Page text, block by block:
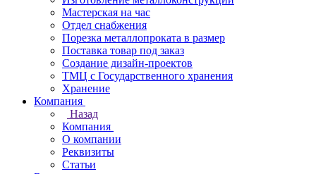
Мастерская на час
Отдел снабжения
Порезка металлопроката в размер
Поставка товар под заказ
Создание дизайн-проектов
ТМЦ с Государственного хранения
Хранение
Компания
Назад
Компания
О компании
Реквизиты
Статьи